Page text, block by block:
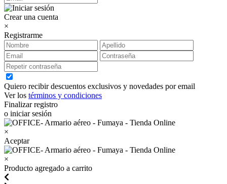
Crear una cuenta
×
Registrarme
Quiero recibir descuentos exclusivos y novedades por email
Ver los términos y condiciones
Finalizar registro
o iniciar sesión
×
Aceptar
×
Producto agregado a carrito